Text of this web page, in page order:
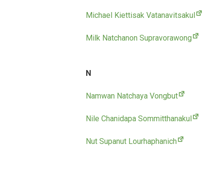
Michael Kiettisak Vatanavitsakul
Milk Natchanon Supravorawong
N
Namwan Natchaya Vongbut
Nile Chanidapa Sommitthanakul
Nut Supanut Lourhaphanich